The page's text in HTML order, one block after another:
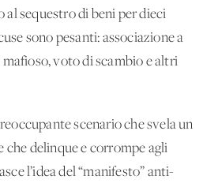
al sequestro di beni per dieci
sono pesanti: associazione a
voto di scambio e altri
scenario che svela un
che delinque e corrompe agli
l’idea del “manifesto” anti-